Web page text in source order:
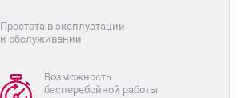
Простота в эксплуатации
и обслуживании
Возможность
бесперебойной работы